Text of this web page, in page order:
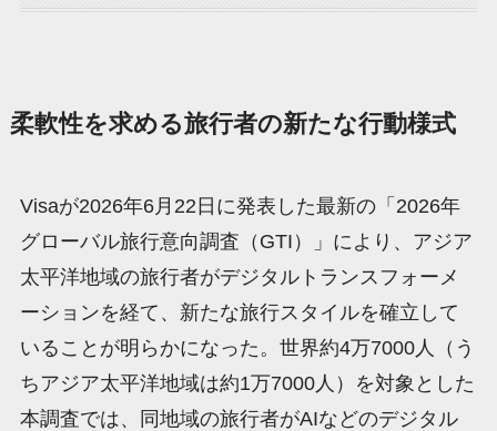
柔軟性を求める旅行者の新たな行動様式
Visaが2026年6月22日に発表した最新の「2026年
グローバル旅行意向調査（GTI）」により、アジア
太平洋地域の旅行者がデジタルトランスフォーメ
ーションを経て、新たな旅行スタイルを確立して
いることが明らかになった。世界約4万7000人（う
ちアジア太平洋地域は約1万7000人）を対象とした
本調査では、同地域の旅行者がAIなどのデジタル